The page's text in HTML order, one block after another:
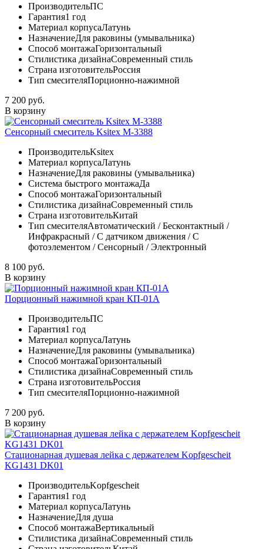
ПроизводительПС
Гарантия1 год
Материал корпусаЛатунь
НазначениеДля раковины (умывальника)
Способ монтажаГоризонтальный
Стилистика дизайнаСовременный стиль
Страна изготовительРоссия
Тип смесителяПорционно-нажимной
7 200 руб.
В корзину
Сенсорный смеситель Ksitex М-3388
ПроизводительKsitex
Материал корпусаЛатунь
НазначениеДля раковины (умывальника)
Система быстрого монтажаДа
Способ монтажаГоризонтальный
Стилистика дизайнаСовременный стиль
Страна изготовительКитай
Тип смесителяАвтоматический / Бесконтактный /
Инфракрасный / С датчиком движения / С
фотоэлементом / Сенсорный / Электронный
8 100 руб.
В корзину
Порционный нажимной кран КП-01А
ПроизводительПС
Гарантия1 год
Материал корпусаЛатунь
НазначениеДля раковины (умывальника)
Способ монтажаГоризонтальный
Стилистика дизайнаСовременный стиль
Страна изготовительРоссия
Тип смесителяПорционно-нажимной
7 200 руб.
В корзину
Стационарная душевая лейка с держателем Kopfgescheit
KG1431 DK01
ПроизводительKopfgescheit
Гарантия1 год
Материал корпусаЛатунь
НазначениеДля душа
Способ монтажаВертикальный
Стилистика дизайнаСовременный стиль